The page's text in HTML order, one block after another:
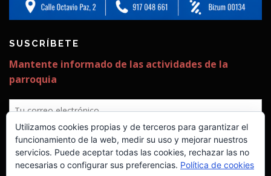
SUSCRÍBETE
Utilizamos cookies propias y de terceros para garantizar el
funcionamiento de la web, medir su uso y mejorar nuestros
servicios. Puede aceptar todas las cookies, rechazar las no
necesarias o configurar sus preferencias. Política de cookies